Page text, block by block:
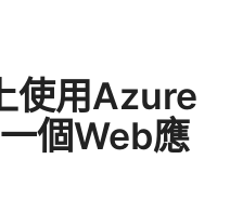
使用Azure
個Web應